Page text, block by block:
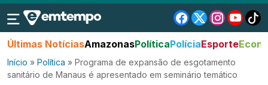
Últimas NotíciasAmazonasPolíticaPolíciaEsporte
Início » Política » Programa de expansão de esgotamento
sanitário de Manaus é apresentado em seminário temático